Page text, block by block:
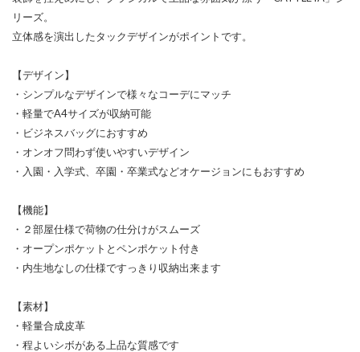
リーズ。
立体感を演出したタックデザインがポイントです。
【デザイン】
・シンプルなデザインで様々なコーデにマッチ
・軽量でA4サイズが収納可能
・ビジネスバッグにおすすめ
・オンオフ問わず使いやすいデザイン
・入園・入学式、卒園・卒業式などオケージョンにもおすすめ
【機能】
・２部屋仕様で荷物の仕分けがスムーズ
・オープンポケットとペンポケット付き
・内生地なしの仕様ですっきり収納出来ます
【素材】
・軽量合成皮革
・程よいシボがある上品な質感です